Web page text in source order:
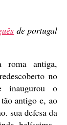
de portugal
roma antiga,
no
inaugurou o
antigo e, ao
sua defesa da